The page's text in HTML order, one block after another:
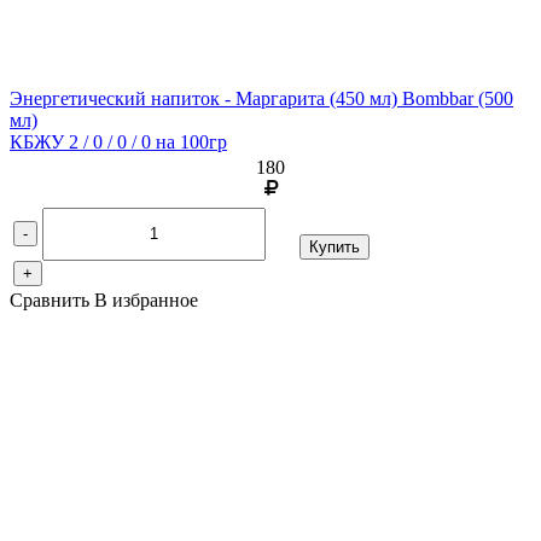
Энергетический напиток - Маргарита (450 мл) Bombbar(500
мл)
КБЖУ 2 / 0 / 0 / 0 на 100гр
180
-
+
Купить
Сравнить В избранное